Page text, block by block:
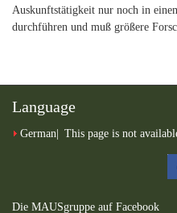
Auskunftstätigkeit nur noch in
durchführen und muß größere
Language
German This page is not
Die MAUSgruppe auf Facebook